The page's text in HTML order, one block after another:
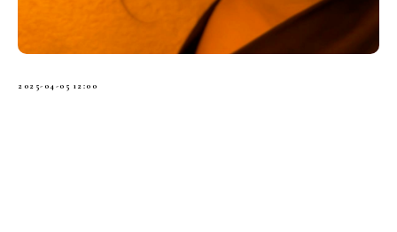
2025-04-05 12:00